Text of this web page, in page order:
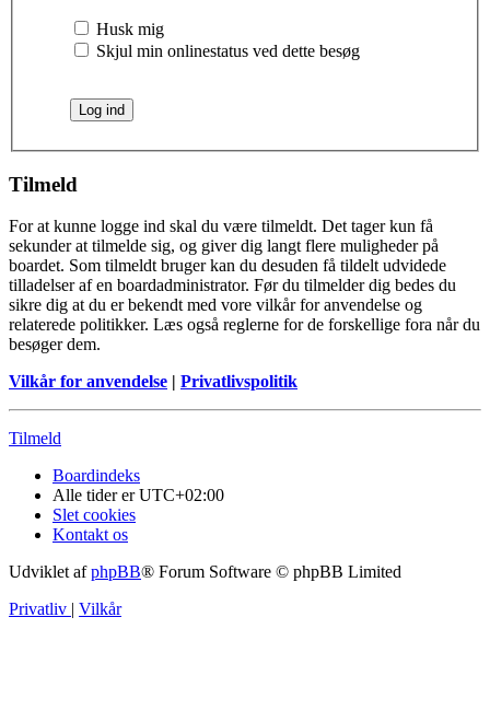
Husk mig
Skjul min onlinestatus ved dette besøg
Tilmeld
For at kunne logge ind skal du være tilmeldt. Det tager kun få
sekunder at tilmelde sig, og giver dig langt flere muligheder på
boardet. Som tilmeldt bruger kan du desuden få tildelt udvidede
tilladelser af en boardadministrator. Før du tilmelder dig bedes du
sikre dig at du er bekendt med vore vilkår for anvendelse og
relaterede politikker. Læs også reglerne for de forskellige fora når du
besøger dem.
Vilkår for anvendelse | Privatlivspolitik
Tilmeld
Boardindeks
Alle tider erUTC+02:00
Slet cookies
Kontakt os
Udviklet afphpBB® Forum Software © phpBB Limited
Privatliv | Vilkår